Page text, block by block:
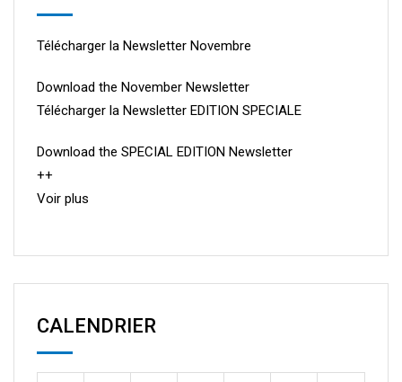
Télécharger la Newsletter Novembre
Download the November Newsletter
Télécharger la Newsletter EDITION SPECIALE
Download the SPECIAL EDITION Newsletter
++
Voir plus
CALENDRIER